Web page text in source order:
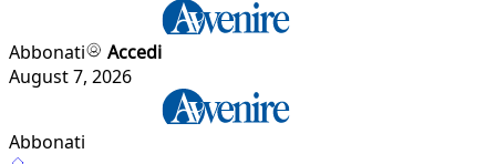
Abbonati
Accedi
August 7, 2026
Abbonati